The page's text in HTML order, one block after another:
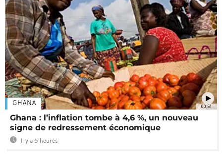
00:51
GHANA
Ghana : l’inflation tombe à 4,6 %, un nouveau
signe de redressement économique
Il y a 5 heures